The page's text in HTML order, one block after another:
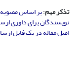
تذکر مهم:بر اساس مصوبه
نویسندگان برای داوری
اصل مقاله در یک فایل